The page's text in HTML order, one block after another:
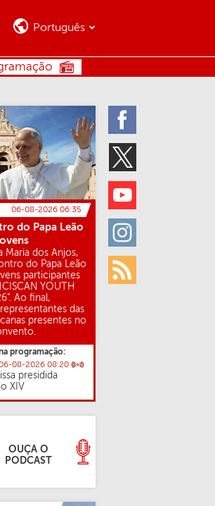
Twitter
Youtube
Instagram
Rss
Português
06-08-2026 06:35
do Papa Leão
Maria dos Anjos,
do Papa Leão
participantes
YOUTH
Ao final,
das
presentes no
programação:
08-2026 08:20
presidida
XIV
OUÇA O
PODCAST